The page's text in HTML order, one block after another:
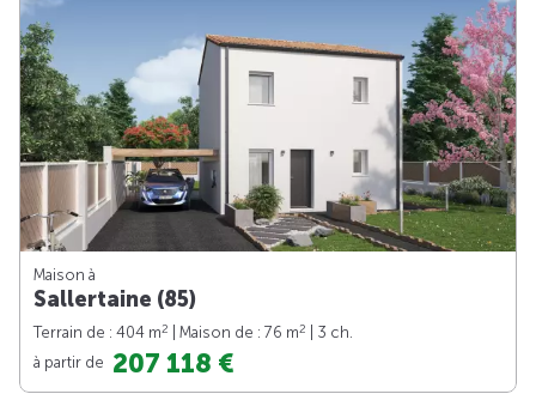
Maison à
Sallertaine (85)
Terrain de : 404 m2 | Maison de : 76 m2
| 3 ch.
à partir de 207 118 €